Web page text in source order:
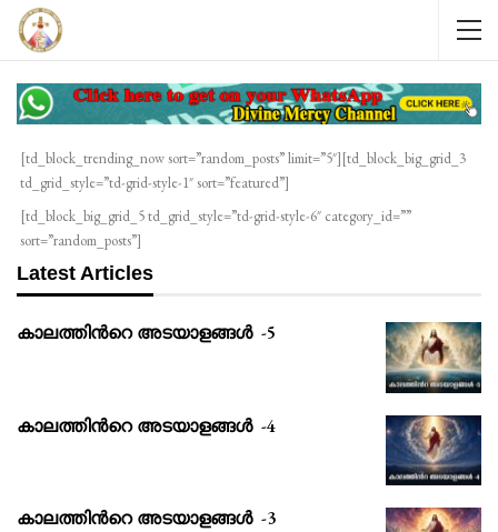
[td_block_trending_now sort=”random_posts” limit=”5″][td_block_big_grid_3
td_grid_style=”td-grid-style-1″ sort=”featured”]
[td_block_big_grid_5 td_grid_style=”td-grid-style-6″ category_id=””
sort=”random_posts”]
Latest Articles
കാലത്തിൻറെ അടയാളങ്ങൾ -5
കാലത്തിൻറെ അടയാളങ്ങൾ -4
കാലത്തിൻറെ അടയാളങ്ങൾ -3